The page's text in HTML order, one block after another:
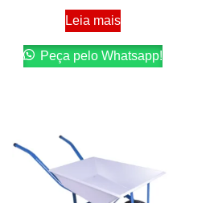
Leia mais
Peça pelo Whatsapp!